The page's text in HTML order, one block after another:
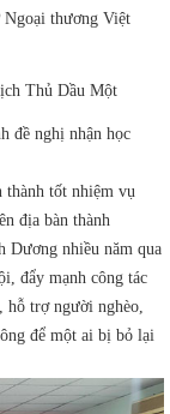
thương Việt
Thủ Dầu Một
đề nghị nhận học
tốt nhiệm vụ
địa bàn thành
Dương nhiều năm qua
đẩy mạnh công tác
hỗ trợ người nghèo,
để một ai bị bỏ lại